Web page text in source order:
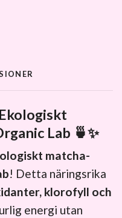
Lab 🍵✨
matcha-
! Detta näringsrika
klorofyll och
energi utan